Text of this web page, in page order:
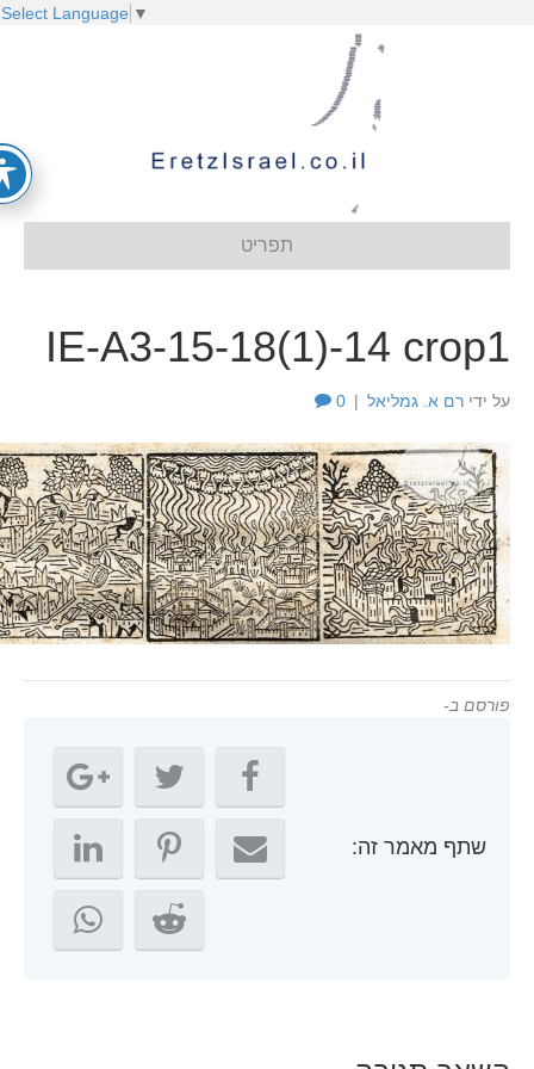
Select Language
תפריט
IE-A3-15-18(1)-14
ידי רם א. גמליאל|
0
ב-
שתף מאמר זה: